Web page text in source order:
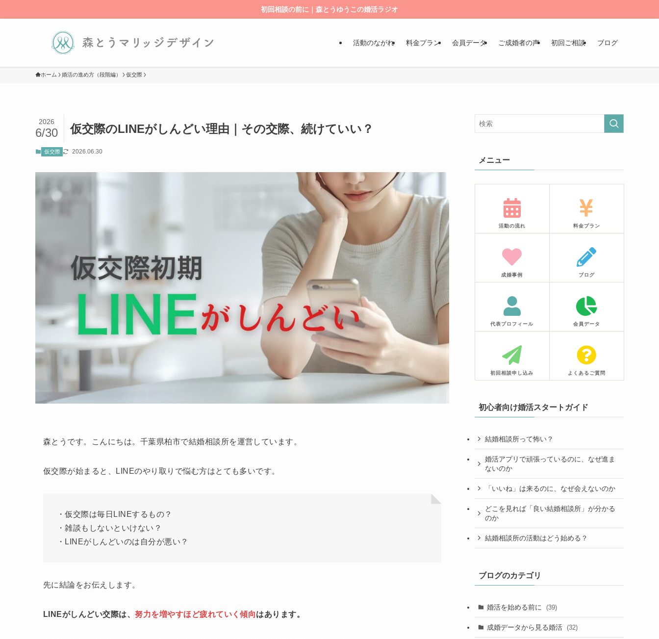
初回相談の前に｜森とうゆうこの婚活ラジオ
活動のながれ 料金プラン 会員データ ご成婚者の声 初回ご相談 ブログ
ホーム 婚活の進め方（段階編） 仮交際
仮交際のLINEがしんどい理由｜その交際、続けていい？
2026
6/30
仮交際 2026.06.30
森とうです。こんにちは。千葉県柏市で結婚相談所を運営しています。
仮交際が始まると、LINEのやり取りで悩む方はとても多いです。
・仮交際は毎日LINEするもの？
・雑談もしないといけない？
・LINEがしんどいのは自分が悪い？
先に結論をお伝えします。
LINEがしんどい交際は、努力を増やすほど疲れていく傾向はあります。
メニュー
活動の流れ 料金プラン
成婚事例 ブログ
代表プロフィール 会員データ
初回相談申し込み よくあるご質問
初心者向け婚活スタートガイド
結婚相談所って怖い？
婚活アプリで頑張っているのに、なぜ進ま
ないのか
「いいね」は来るのに、なぜ会えないのか
どこを見れば「良い結婚相談所」が分かる
のか
結婚相談所の活動はどう始める？
ブログのカテゴリ
婚活を始める前に (39)
成婚データから見る婚活 (32)